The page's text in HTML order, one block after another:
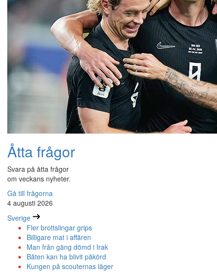
Åtta frågor
Svara på åtta frågor
om veckans nyheter.
Gå till frågorna
4 augusti 2026
Sverige
Fler brottslingar grips
Billigare mat i affären
Man från gäng dömd i Irak
Båten kan ha blivit påkörd
Kungen på scouternas läger